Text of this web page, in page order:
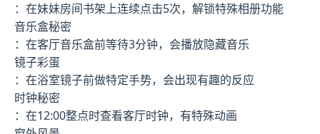
：在妹妹房间书架上连续点击5次，解锁特殊相册功能
音乐盒秘密
：在客厅音乐盒前等待3分钟，会播放隐藏音乐
镜子彩蛋
：在浴室镜子前做特定手势，会出现有趣的反应
时钟秘密
：在12:00整点时查看客厅时钟，有特殊动画